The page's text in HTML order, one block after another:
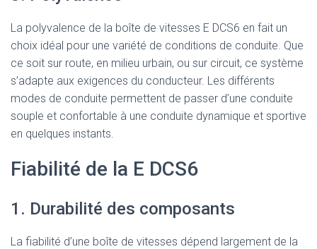
La polyvalence de la boîte de vitesses E DCS6 en fait un
choix idéal pour une variété de conditions de conduite. Que
ce soit sur route, en milieu urbain, ou sur circuit, ce système
s’adapte aux exigences du conducteur. Les différents
modes de conduite permettent de passer d’une conduite
souple et confortable à une conduite dynamique et sportive
en quelques instants.
Fiabilité de la E DCS6
1. Durabilité des composants
La fiabilité d’une boîte de vitesses dépend largement de la